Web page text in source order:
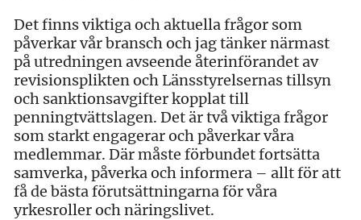
Det finns viktiga och aktuella frågor som
påverkar vår bransch och jag tänker närmast
på utredningen avseende återinförandet av
revisionsplikten och Länsstyrelsernas tillsyn
och sanktionsavgifter kopplat till
penningtvättslagen. Det är två viktiga frågor
som starkt engagerar och påverkar våra
medlemmar. Där måste förbundet fortsätta
samverka, påverka och informera – allt för att
få de bästa förutsättningarna för våra
yrkesroller och näringslivet.